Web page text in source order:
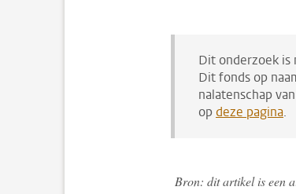
Dit onderzoek is
Dit fonds op
nalatenschap
opdeze pagina.
Bron: dit artikel is een